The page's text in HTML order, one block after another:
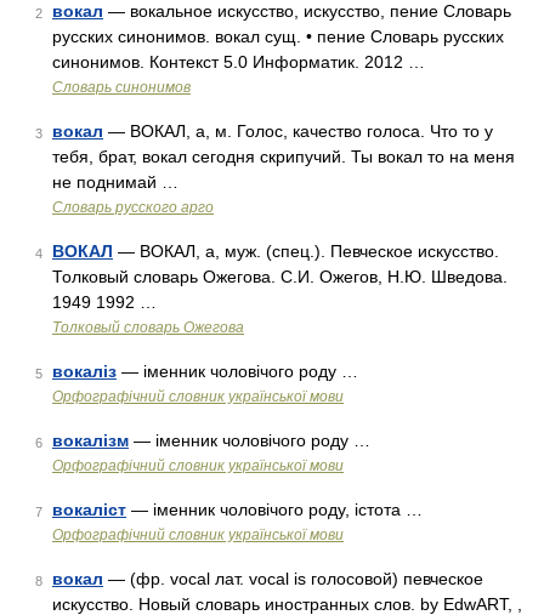
2 вокал — вокальное искусство, искусство, пение Словарь
русских синонимов. вокал сущ. • пение Словарь русских
синонимов. Контекст 5.0 Информатик. 2012 …
Словарь синонимов
3 вокал — ВОКАЛ, а, м. Голос, качество голоса. Что то у
тебя, брат, вокал сегодня скрипучий. Ты вокал то на меня
не поднимай …
Словарь русского арго
4 ВОКАЛ — ВОКАЛ, а, муж. (спец.). Певческое искусство.
Толковый словарь Ожегова. С.И. Ожегов, Н.Ю. Шведова.
1949 1992 …
Толковый словарь Ожегова
5 вокаліз — іменник чоловічого роду …
Орфографічний словник української мови
6 вокалізм — іменник чоловічого роду …
Орфографічний словник української мови
7 вокаліст — іменник чоловічого роду, істота …
Орфографічний словник української мови
8 вокал — (фр. vocal лат. vocal is голосовой) певческое
искусство. Новый словарь иностранных слов. by EdwART, ,